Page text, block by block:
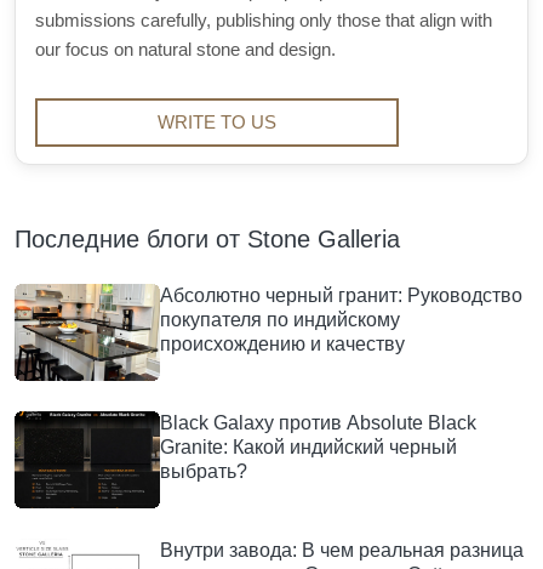
submissions carefully, publishing only those that align with
our focus on natural stone and design.
WRITE TO US
Последние блоги от Stone Galleria
Абсолютно черный гранит: Руководство
покупателя по индийскому
происхождению и качеству
Black Galaxy против Absolute Black
Granite: Какой индийский черный
выбрать?
Внутри завода: В чем реальная разница